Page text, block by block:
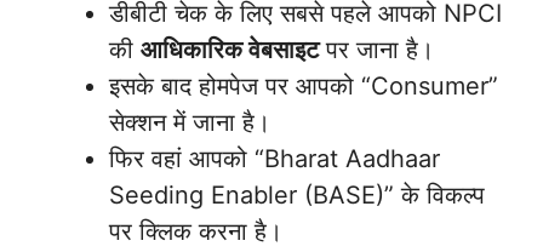
डीबीटी चेक के लिए सबसे पहले आपको NPCI
की आधिकारिक वेबसाइटपर जाना है।
इसके बाद होमपेज पर आपको “Consumer”
सेक्शन में जाना है।
फिर वहां आपको “Bharat Aadhaar
Seeding Enabler (BASE)” के विकल्प
पर क्लिक करना है।